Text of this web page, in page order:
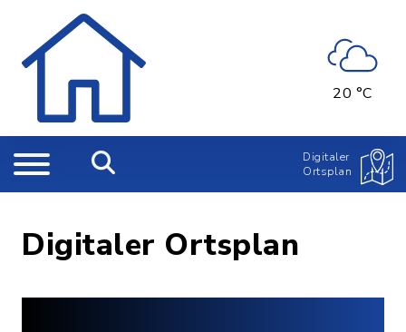
20 °C
Digitaler
Ortsplan
Digitaler Ortsplan